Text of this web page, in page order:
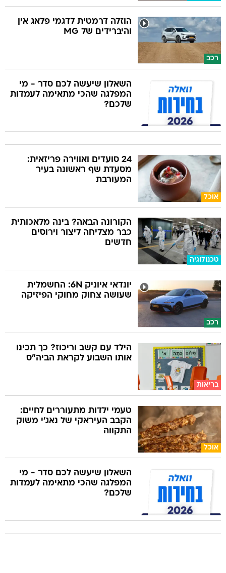
רכב
הוזלה דרמטית לדגמי פלאג אין
והיברידים של MG
השאלון שיעשה לכם סדר - מי
המפלגה שהכי מתאימה לעמדות
שלכם?
אוכל
24 סועדים ואווירה פריזאית:
מסעדת שף ראשונה בעיר
המעורבת
טכנולוגיה
הקורונה הבאה? בינה מלאכותית
כבר מצליחה ליצור וירוסים
חדשים
רכב
יונדאי איוניק 6N: החשמלית
שעושה צחוק מחוקי הפיזיקה
בריאות
הילד עם קשב וריכוז? כך תכינו
אותו השבוע לקראת הביה"ס
אוכל
טעמי ילדות מתעוררים לחיים:
הקבב העיראקי של נאג׳י משוק
התקווה
השאלון שיעשה לכם סדר - מי
המפלגה שהכי מתאימה לעמדות
שלכם?